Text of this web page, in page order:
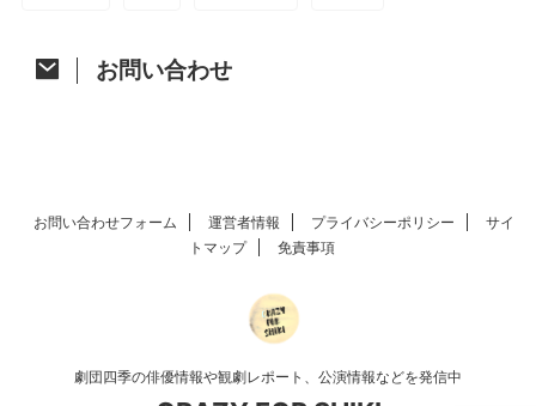
お問い合わせ
お問い合わせフォーム 運営者情報 プライバシーポリシー
サイ
トマップ
免責事項
劇団四季の俳優情報や観劇レポート、公演情報などを発信中